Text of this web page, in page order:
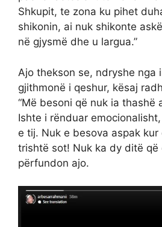
Shkupit, te zona ku pihet
shikonin, ai nuk shikonte
në gjysmë dhe u largua.”
Ajo thekson se, ndryshe nga
gjithmonë i qeshur, kësaj
“Më besoni që nuk ia thashë
Ishte i rënduar
e tij. Nuk e besova aspak
trishtë sot! Nuk ka dy ditë që
përfundon ajo.